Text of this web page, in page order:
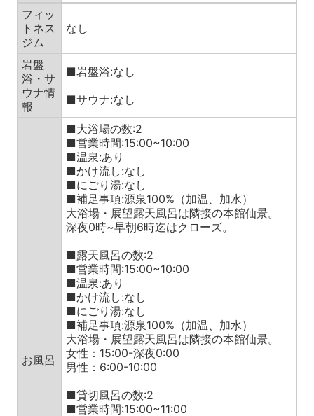
フィッ
トネス
ジム
なし
岩盤
浴・サ
ウナ情
報
■岩盤浴:なし
■サウナ:なし
お風呂
■大浴場の数:2
■営業時間:15:00~10:00
■温泉:あり
■かけ流し:なし
■にごり湯:なし
■補足事項:源泉100%（加温、加水）
大浴場・展望露天風呂は隣接の本館仙景。
深夜0時~早朝6時迄はクローズ。
■露天風呂の数:2
■営業時間:15:00~10:00
■温泉:あり
■かけ流し:なし
■にごり湯:なし
■補足事項:源泉100%（加温、加水）
大浴場・展望露天風呂は隣接の本館仙景。
女性：15:00-深夜0:00
男性：6:00-10:00
■貸切風呂の数:2
■営業時間:15:00~11:00